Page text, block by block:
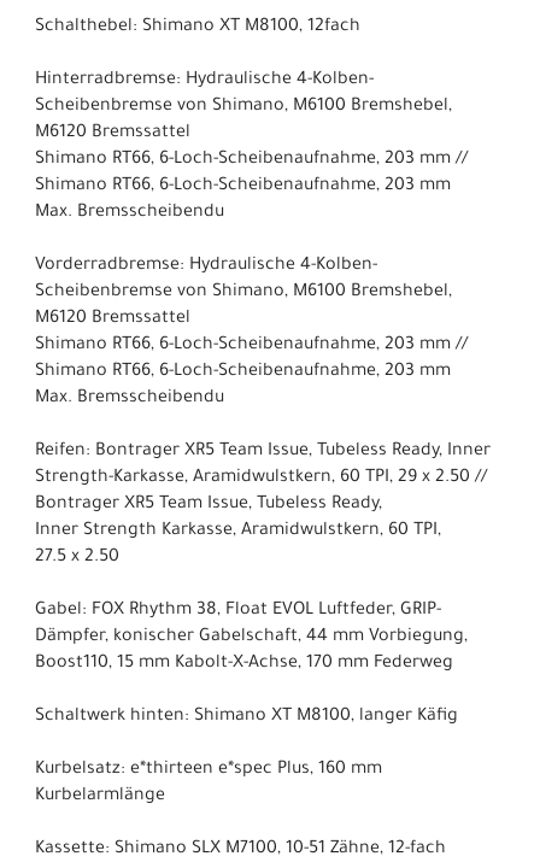
Schalthebel: Shimano XT M8100, 12fach
Hinterradbremse: Hydraulische 4-Kolben-
Scheibenbremse von Shimano, M6100 Bremshebel,
M6120 Bremssattel
Shimano RT66, 6-Loch-Scheibenaufnahme, 203 mm //
Shimano RT66, 6-Loch-Scheibenaufnahme, 203 mm
Max. Bremsscheibendu
Vorderradbremse: Hydraulische 4-Kolben-
Scheibenbremse von Shimano, M6100 Bremshebel,
M6120 Bremssattel
Shimano RT66, 6-Loch-Scheibenaufnahme, 203 mm //
Shimano RT66, 6-Loch-Scheibenaufnahme, 203 mm
Max. Bremsscheibendu
Reifen: Bontrager XR5 Team Issue, Tubeless Ready, Inner
Strength-Karkasse, Aramidwulstkern, 60 TPI, 29 x 2.50 //
Bontrager XR5 Team Issue, Tubeless Ready,
Inner Strength Karkasse, Aramidwulstkern, 60 TPI,
27.5 x 2.50
Gabel: FOX Rhythm 38, Float EVOL Luftfeder, GRIP-
Dämpfer, konischer Gabelschaft, 44 mm Vorbiegung,
Boost110, 15 mm Kabolt-X-Achse, 170 mm Federweg
Schaltwerk hinten: Shimano XT M8100, langer Käfig
Kurbelsatz: e*thirteen e*spec Plus, 160 mm
Kurbelarmlänge
Kassette: Shimano SLX M7100, 10-51 Zähne, 12-fach